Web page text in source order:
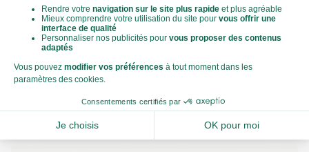
Matières grasses 0,84g
dont acides gras saturés 0,19g
Glucides